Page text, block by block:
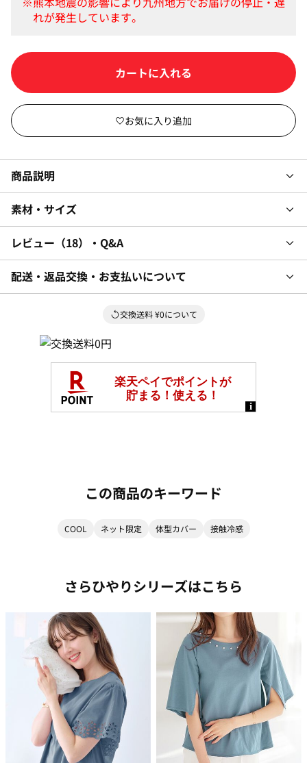
商品説明
素材・サイズ
レビュー 18 ・Q&A
配送・返品交換・お支払いについて
交換送料 ¥0について
この商品のキーワード
COOL ネット限定 体型カバー 接触冷感
さらひやりシリーズはこちら